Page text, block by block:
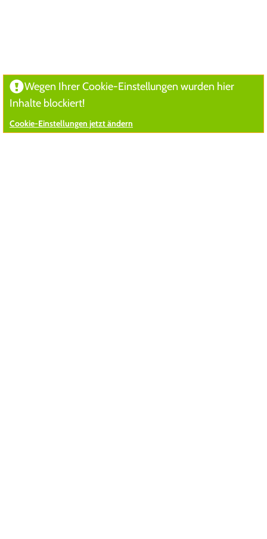
Wegen Ihrer Cookie-Einstellungen wurden hier
Inhalte blockiert!
Cookie-Einstellungen jetzt ändern